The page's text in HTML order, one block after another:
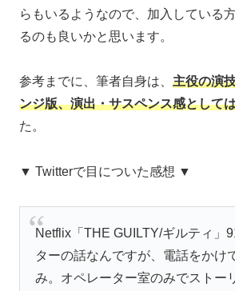
らもいるようなので、加入している
るのも良いかと思います。
参考までに、筆者自身は、 主役の演
ンジ版、演出・サスペンス感として
た。
▼ Twitterで目についた感想 ▼
Netflix「THE GUILTY/ギルティ」
ターの話なんですが、電話をかけ
み。オペレーター室のみでストー